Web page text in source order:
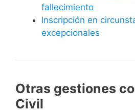
fallecimiento
Inscripción en
excepcionales
Otras gestiones
Civil